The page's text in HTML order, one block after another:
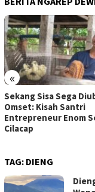
«
Sekang Sisa Sega
Omset: Kisah Santri
Entrepreneur Enom
Cilacap
TAG: DIENG